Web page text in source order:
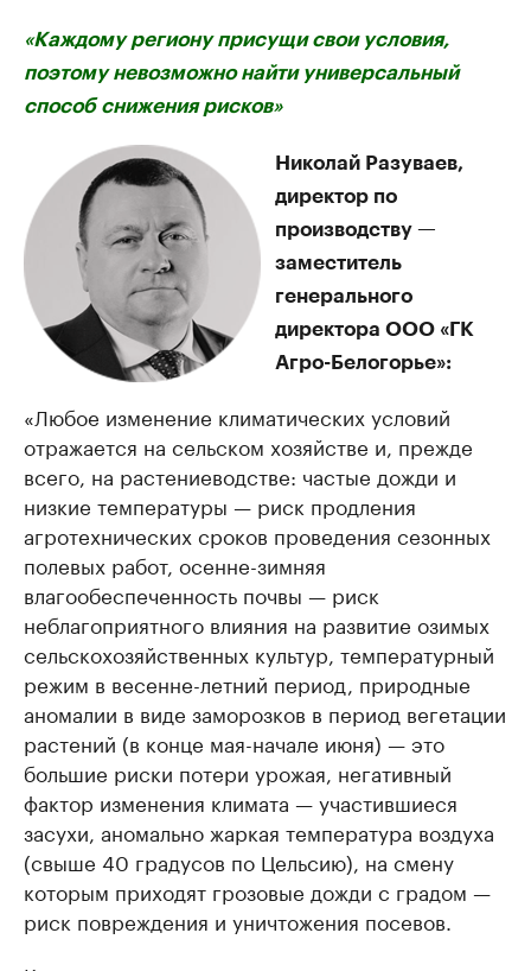
«Каждому региону присущи свои условия,
поэтому невозможно найти универсальный
способ снижения рисков»
Николай Разуваев,
директор по
производству —
заместитель
генерального
директора ООО «ГК
Агро-Белогорье»:
«Любое изменение климатических условий
отражается на сельском хозяйстве и, прежде
всего, на растениеводстве: частые дожди и
низкие температуры — риск продления
агротехнических сроков проведения сезонных
полевых работ, осенне-зимняя
влагообеспеченность почвы — риск
неблагоприятного влияния на развитие озимых
сельскохозяйственных культур, температурный
режим в весенне-летний период, природные
аномалии в виде заморозков в период вегетации
растений (в конце мая-начале июня) — это
большие риски потери урожая, негативный
фактор изменения климата — участившиеся
засухи, аномально жаркая температура воздуха
(свыше 40 градусов по Цельсию), на смену
которым приходят грозовые дожди с градом —
риск повреждения и уничтожения посевов.